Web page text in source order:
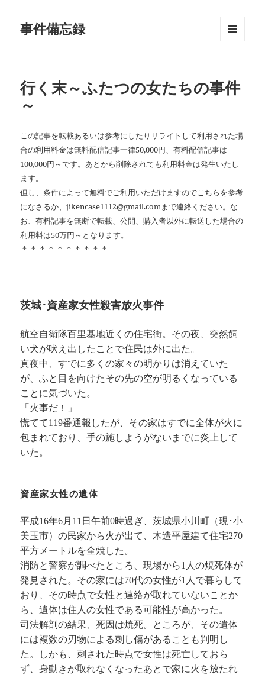
事件備忘録
ット
行く末～ふたつの女たちの事件
～
この記事を転載あるいは参考にしたりリライトして利用された場
合の利用料金は無料配信記事一律50,000円、有料配信記事は
100,000円～です。あとから削除されても利用料金は発生いたし
ます。
但し、条件によって無料でご利用いただけますのでこちらを参考
になさるか、jikencase1112@gmail.comまで連絡ください。な
お、有料記事を無断で転載、公開、購入者以外に転送した場合の
利用料は50万円～となります。
＊＊＊＊＊＊＊＊＊＊
茨城･資産家女性殺害放火事件
航空自衛隊百里基地近くの住宅街。その夜、突然飼
い犬が吠え出したことで住民は外に出た。
真夜中、すでに多くの家々の明かりは消えていた
が、ふと目を向けたその先の空が明るくなっている
ことに気づいた。
「火事だ！」
慌てて119番通報したが、その家はすでに全体が火に
包まれており、手の施しようがないまでに炎上して
いた。
資産家女性の遺体
平成16年6月11日午前0時過ぎ、茨城県小川町（現･小
美玉市）の民家から火が出て、木造平屋建て住宅270
平方メートルを全焼した。
消防と警察が調べたところ、現場から1人の焼死体が
発見された。その家には70代の女性が1人で暮らして
おり、その時点で女性と連絡が取れていないことか
ら、遺体は住人の女性である可能性が高かった。
司法解剖の結果、死因は焼死。ところが、その遺体
には複数の刃物による刺し傷があることも判明し
た。しかも、刺された時点で女性は死亡しておら
ず、身動きが取れなくなったあとで家に火を放たれ